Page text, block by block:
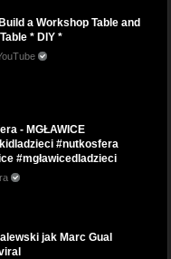
a Workshop Table and
* DIY *
- MGŁAWICE
#nutkosfera
#mgławicedladzieci
jak Marc Gual